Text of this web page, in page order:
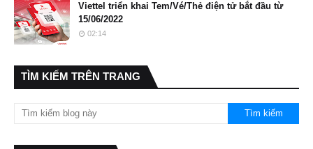
Viettel triển khai Tem/Vé/Thẻ điện tử bắt đầu từ
15/06/2022
02:14
TÌM KIẾM TRÊN TRANG